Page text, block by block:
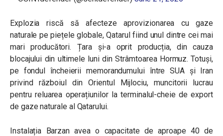
Explozia riscă să afecteze aprovizionarea cu gaze
naturale pe piețele globale, Qatarul fiind unul dintre cei mai
mari producători. Țara și-a oprit producția, din cauza
blocajului din ultimele luni din Strâmtoarea Hormuz. Totuși,
pe fondul încheierii memorandumului între SUA și Iran
privind războiul din Orientul Mijlociu, muncitorii lucrau
pentru reluarea operațiunilor la terminalul-cheie de export
de gaze naturale al Qatarului.
Instalația Barzan avea o capacitate de aproape 40 de